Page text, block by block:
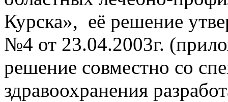
Курска», её решение
№4 от 23.04.2003г.
решение совместно со
здравоохранения